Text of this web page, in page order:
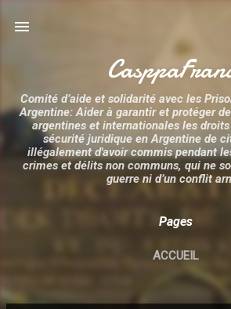
Comité d’aide et solidarité avec les
Argentine: Aider à garantir et protéger
argentines et internationales les
sécurité juridique en Argentine de
illégalement d'avoir commis pendant
crimes et délits non communs, qui ne
guerre ni d’un conflit
Pages
ACCUEIL